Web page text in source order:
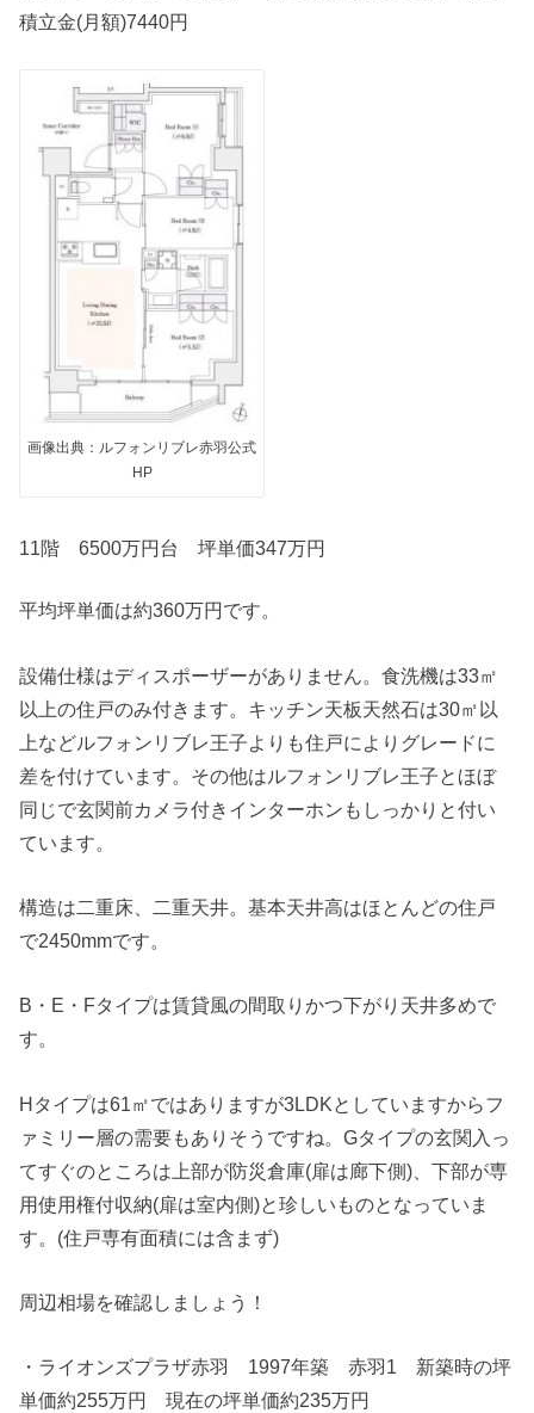
積立金(月額)7440円
画像出典：ルフォンリブレ赤羽公式
HP
11階 6500万円台 坪単価347万円
平均坪単価は約360万円です。
設備仕様はディスポーザーがありません。食洗機は33㎡
以上の住戸のみ付きます。キッチン天板天然石は30㎡以
上などルフォンリブレ王子よりも住戸によりグレードに
差を付けています。その他はルフォンリブレ王子とほぼ
同じで玄関前カメラ付きインターホンもしっかりと付い
ています。
構造は二重床、二重天井。基本天井高はほとんどの住戸
で2450mmです。
B・E・Fタイプは賃貸風の間取りかつ下がり天井多めで
す。
Hタイプは61㎡ではありますが3LDKとしていますからフ
ァミリー層の需要もありそうですね。Gタイプの玄関入っ
てすぐのところは上部が防災倉庫(扉は廊下側)、下部が専
用使用権付収納(扉は室内側)と珍しいものとなっていま
す。(住戸専有面積には含まず)
周辺相場を確認しましょう！
・ライオンズプラザ赤羽 1997年築 赤羽1 新築時の坪
単価約255万円 現在の坪単価約235万円